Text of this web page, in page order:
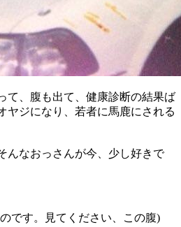
て、腹も出て、健康診断の結果ば
ヤジになり、若者に馬鹿にされる
んなおっさんが今、少し好きで
です。見てください、この腹)